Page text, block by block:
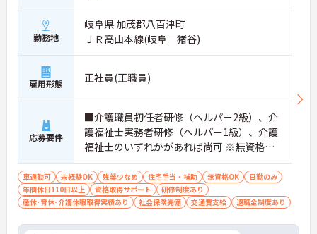
勤務地
岐阜県 加茂郡八百津町
ＪＲ高山本線(岐阜－猪谷)
雇用形態 正社員(正職員)
応募要件
■介護職員初任者研修（ヘルパー2級）、介
護福祉士実務者研修（ヘルパー1級）、介護
福祉士のいずれかがあれば尚可 ※無資格・
未経験相談可
車通勤可 未経験OK 残業少なめ 住宅手当・補助 無資格OK
日勤のみ
年間休日110日以上
資格取得サポート
研修制度あり
産休･育休･介護休暇取得実績あり
社会保険完備 交通費支給 退職金制度あり